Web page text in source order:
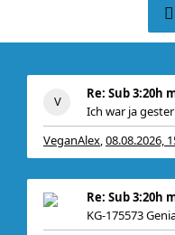
Ich war ja
VeganAlex,08.08.2026,
KG-175573